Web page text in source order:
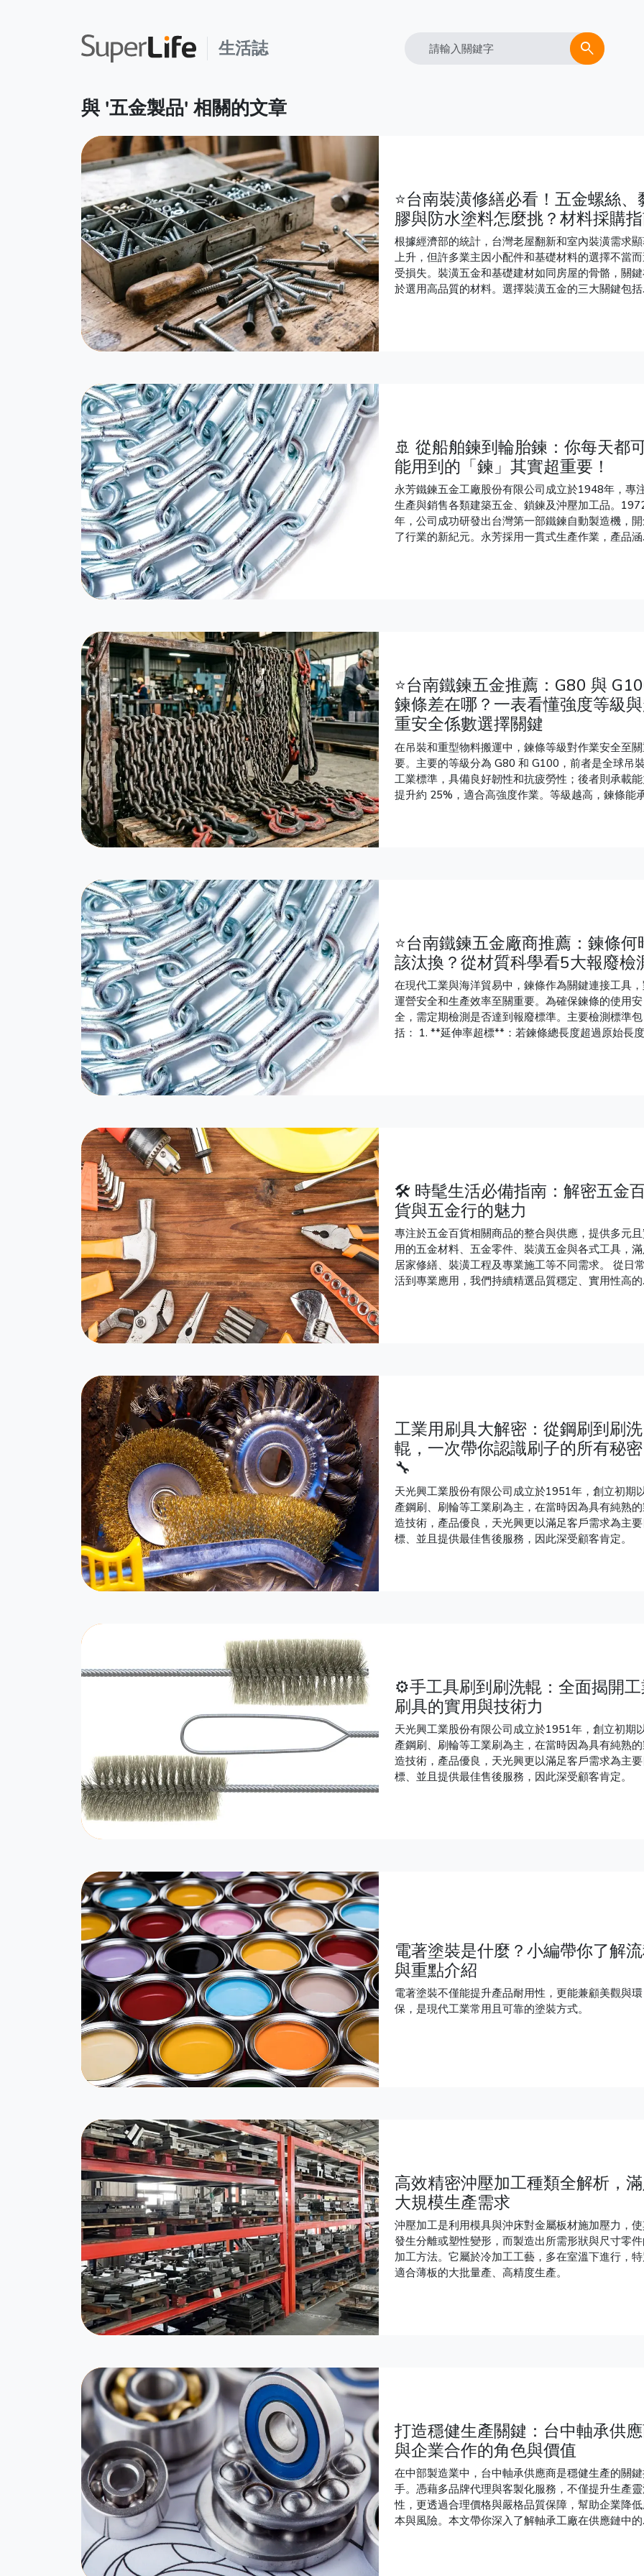
生活誌 Search search
與 '五金製品' 相關的文章
⭐台南裝潢修繕必看！五金螺絲、
膠與防水塗料怎麼挑？材料採購
根據經濟部的統計，台灣老屋翻新和室內裝潢需求
上升，但許多業主因小配件和基礎材料的選擇不當
受損失。裝潢五金和基礎建材如同房屋的骨骼，關
於選用高品質的材料。選擇裝潢五金的三大關鍵包括
🚢 從船舶鍊到輪胎鍊：你每天都
能用到的「鍊」其實超重要！
永芳鐵鍊五金工廠股份有限公司成立於1948年，專
生產與銷售各類建築五金、鎖鍊及沖壓加工品。
年，公司成功研發出台灣第一部鐵鍊自動製造機，
了行業的新紀元。永芳採用一貫式生產作業，產品涵
⭐台南鐵鍊五金推薦：G80 與
鍊條差在哪？一表看懂強度等級
重安全係數選擇關鍵
在吊裝和重型物料搬運中，鍊條等級對作業安全至
要。主要的等級分為 G80 和 G100，前者是全球吊
工業標準，具備良好韌性和抗疲勞性；後者則承載能
提升約 25%，適合高強度作業。等級越高，鍊條能
⭐台南鐵鍊五金廠商推薦：鍊條何
該汰換？從材質科學看5大報廢檢
在現代工業與海洋貿易中，鍊條作為關鍵連接工具
運營安全和生產效率至關重要。為確保鍊條的使用安
全，需定期檢測是否達到報廢標準。主要檢測標準包
括： 1. **延伸率超標**：若鍊條總長度超過原始長度的
🛠️ 時髦生活必備指南：解密五金
貨與五金行的魅力
專注於五金百貨相關商品的整合與供應，提供多元
用的五金材料、五金零件、裝潢五金與各式工具，
居家修繕、裝潢工程及專業施工等不同需求。 從日
活到專業應用，我們持續精選品質穩定、實用性高的
工業用刷具大解密：從鋼刷到刷洗
輥，一次帶你認識刷子的所有秘密
🔧
天光興工業股份有限公司成立於1951年，創立初期
產鋼刷、刷輪等工業刷為主，在當時因為具有純熟
造技術，產品優良，天光興更以滿足客戶需求為主要
標、並且提供最佳售後服務，因此深受顧客肯定。
⚙️手工具刷到刷洗輥：全面揭開
刷具的實用與技術力
天光興工業股份有限公司成立於1951年，創立初期
產鋼刷、刷輪等工業刷為主，在當時因為具有純熟
造技術，產品優良，天光興更以滿足客戶需求為主要
標、並且提供最佳售後服務，因此深受顧客肯定。
電著塗裝是什麼？小編帶你了解
與重點介紹
電著塗裝不僅能提升產品耐用性，更能兼顧美觀與環
保，是現代工業常用且可靠的塗裝方式。
高效精密沖壓加工種類全解析，
大規模生產需求
沖壓加工是利用模具與沖床對金屬板材施加壓力，
發生分離或塑性變形，而製造出所需形狀與尺寸零
加工方法。它屬於冷加工工藝，多在室溫下進行，特
適合薄板的大批量產、高精度生產。
打造穩健生產關鍵：台中軸承供
與企業合作的角色與價值
在中部製造業中，台中軸承供應商是穩健生產的關
手。憑藉多品牌代理與客製化服務，不僅提升生產
性，更透過合理價格與嚴格品質保障，幫助企業降
本與風險。本文帶你深入了解軸承工廠在供應鏈中的